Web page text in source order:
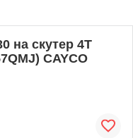
на скутер 4T
CAYCO